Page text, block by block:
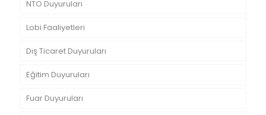
NTO Duyuruları
Lobi Faaliyetleri
Dış Ticaret Duyuruları
Eğitim Duyuruları
Fuar Duyuruları